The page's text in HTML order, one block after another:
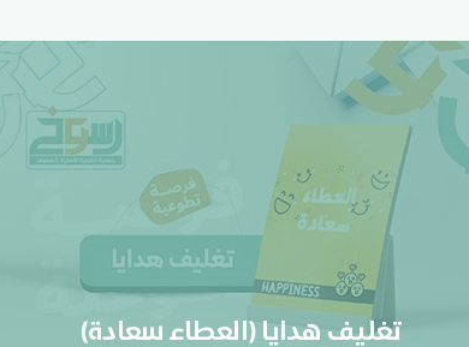
تغليف هدايا (العطاء سعادة)
تغليف هدايا (العطاء سعادة)
تسجيل